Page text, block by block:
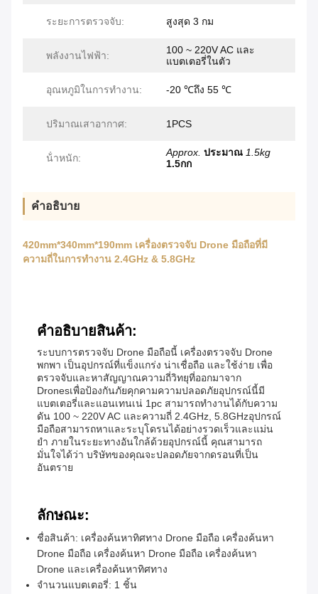
ระยะการตรวจจับ: สูงสุด 3 กม
พลังงานไฟฟ้า:
100 ~ 220V AC และ
แบตเตอรี่ในตัว
อุณหภูมิในการทำงาน: -20 ℃ถึง 55 ℃
ปริมาณเสาอากาศ: 1PCS
น้ําหนัก: Approx. ประมาณ 1.5kg
1.5กก
คำอธิบาย
420mm*340mm*190mm เครื่องตรวจจับ Drone มือถือที่มี
ความถี่ในการทํางาน 2.4GHz & 5.8GHz
คําอธิบายสินค้า:
ระบบการตรวจจับ Drone มือถือนี้ เครื่องตรวจจับ Drone
พกพา เป็นอุปกรณ์ที่แข็งแกร่ง น่าเชื่อถือ และใช้ง่าย เพื่อ
ตรวจจับและหาสัญญาณความถี่วิทยุที่ออกมาจาก
Dronesเพื่อป้องกันภัยคุกคามความปลอดภัยอุปกรณ์นี้มี
แบตเตอรี่และแอนเทนเน่ 1pc สามารถทํางานได้กับความ
ดัน 100 ~ 220V AC และความถี่ 2.4GHz, 5.8GHzอุปกรณ์
มือถือสามารถหาและระบุโดรนได้อย่างรวดเร็วและแม่น
ยํา ภายในระยะทางอันใกล้ด้วยอุปกรณ์นี้ คุณสามารถ
มั่นใจได้ว่า บริษัทของคุณจะปลอดภัยจากดรอนที่เป็น
อันตราย
ลักษณะ:
ชื่อสินค้า: เครื่องค้นหาทิศทาง Drone มือถือ เครื่องค้นหา
Drone มือถือ เครื่องค้นหา Drone มือถือ เครื่องค้นหา
Drone และเครื่องค้นหาทิศทาง
จํานวนแบตเตอรี่: 1 ชิ้น